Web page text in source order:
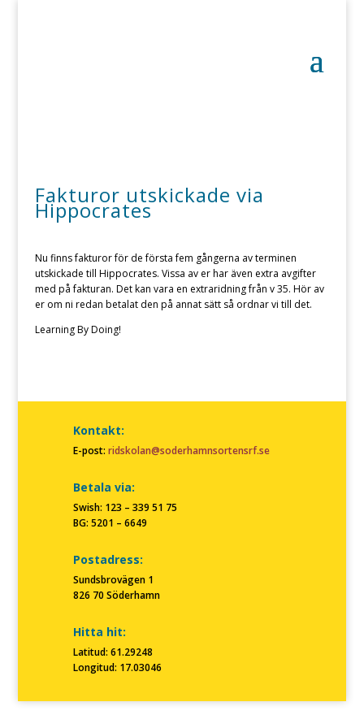
Fakturor utskickade via
Hippocrates
Nu finns fakturor för de första fem gångerna av terminen
utskickade till Hippocrates. Vissa av er har även extra avgifter
med på fakturan. Det kan vara en extraridning från v 35. Hör av
er om ni redan betalat den på annat sätt så ordnar vi till det.
Learning By Doing!
Kontakt:
E-post: ridskolan@soderhamnsortensrf.se
Betala via:
Swish: 123 – 339 51 75
BG: 5201 – 6649
Postadress:
Sundsbrovägen 1
826 70 Söderhamn
Hitta hit:
Latitud: 61.29248
Longitud: 17.03046